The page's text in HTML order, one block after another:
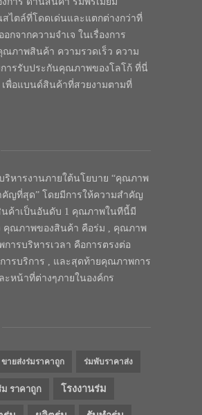
สไตล์ที่โดดเด่นและแตกต่างกว่าที่
กจากความจำเจ ในเรื่องการ
ณภาพสินค้า ความรวดเร็ว ความ
การรับประกันคุณภาพของโลโก้ ที่นี่
เพื่อแบนด์สินค้าที่สวยงามตามที่
ริหารงานภายใต้นโยบาย “คุณภาพ
คัญที่สุด” โดยมีการให้ความสำคัญ
ค้าเป็นอันดับ 1 คุณภาพในทีนี้มี
คุณภาพของสินค้า คือร่ม , คุณภาพ
ารบริหารเวลา คือการตรงต่อ
ารบริการ , และสุดท้ายคุณภาพการ
ะหน้าที่ต่างๆภายในองค์กร
ขายส่งร่มราคาถูก ร่มพับราคาส่ง
ม ราคาถูก โรงงานร่ม